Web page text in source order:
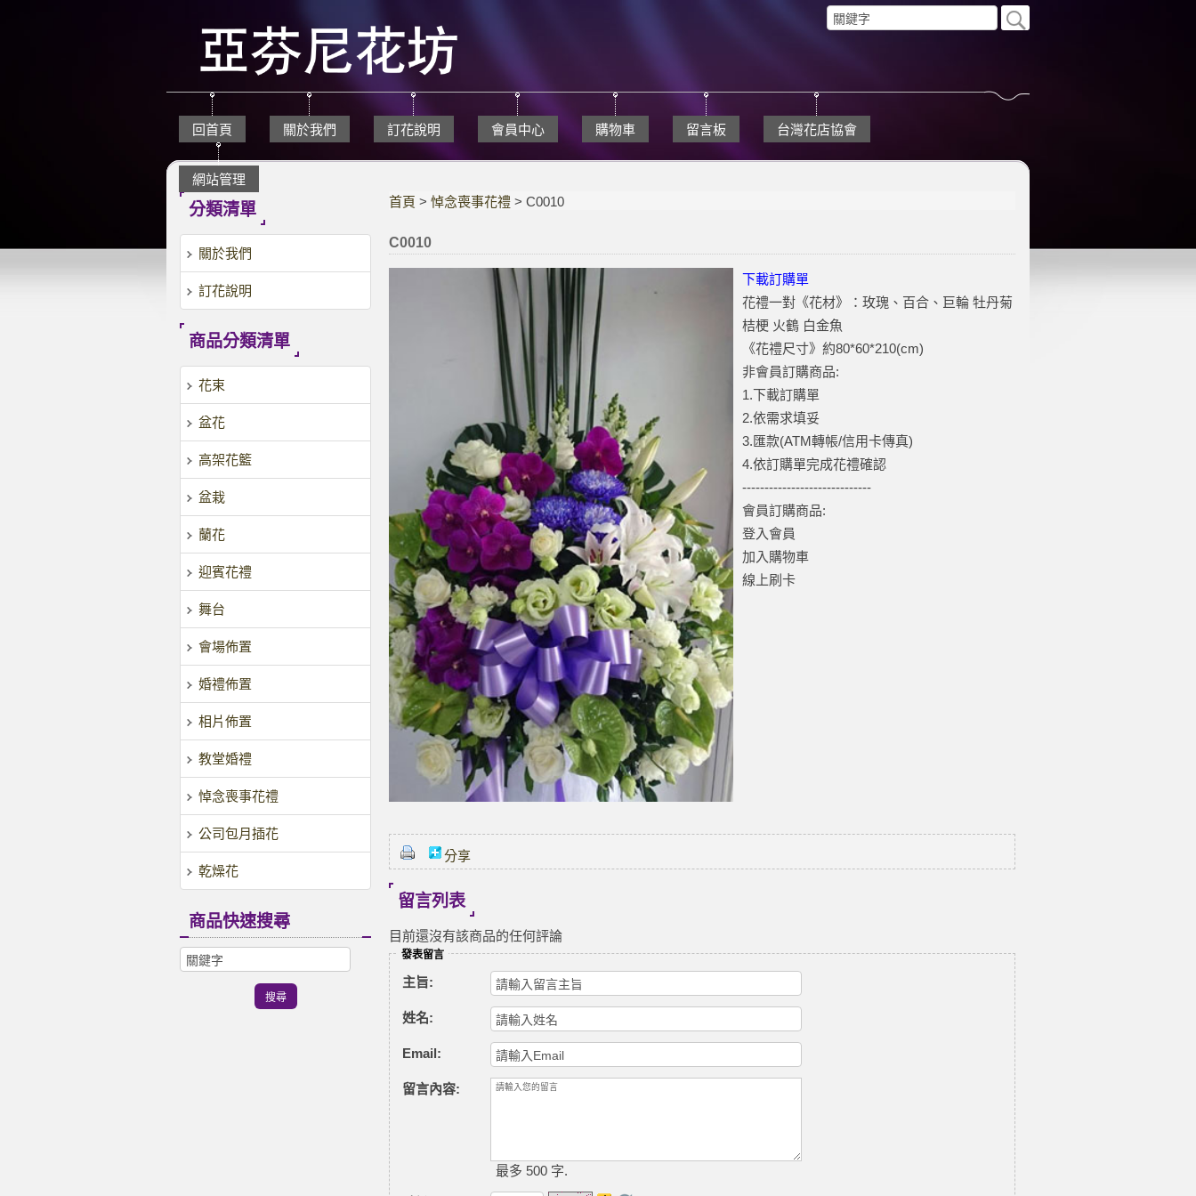
回首頁 關於我們 訂花說明 會員中心 購物車 留言板 台灣花店協會
網站管理
分類清單
關於我們
訂花說明
商品分類清單
花束
盆花
高架花籃
盆栽
蘭花
迎賓花禮
舞台
會場佈置
婚禮佈置
相片佈置
教堂婚禮
悼念喪事花禮
公司包月插花
乾燥花
商品快速搜尋
首頁 >悼念喪事花禮 > C0010
C0010
下載訂購單
花禮一對《花材》：玫瑰、百合、巨輪 牡丹菊
桔梗 火鶴 白金魚
《花禮尺寸》約80*60*210(cm)
非會員訂購商品:
1.下載訂購單
2.依需求填妥
3.匯款(ATM轉帳/信用卡傳真)
4.依訂購單完成花禮確認
-----------------------------
會員訂購商品:
登入會員
加入購物車
線上刷卡
分享
留言列表
目前還沒有該商品的任何評論
發表留言
主旨:
姓名:
Email:
留言內容:
最多 500 字.